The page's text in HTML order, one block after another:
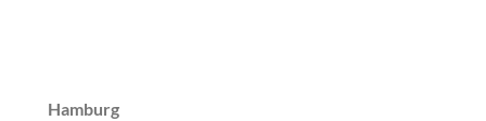
Hamburg